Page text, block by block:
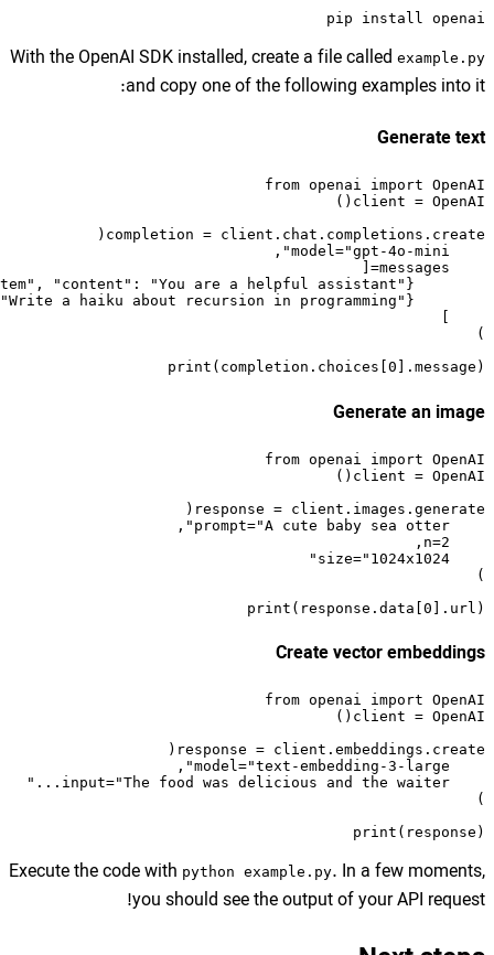
With the OpenAI SDK
and copy
Execute the code with
you should